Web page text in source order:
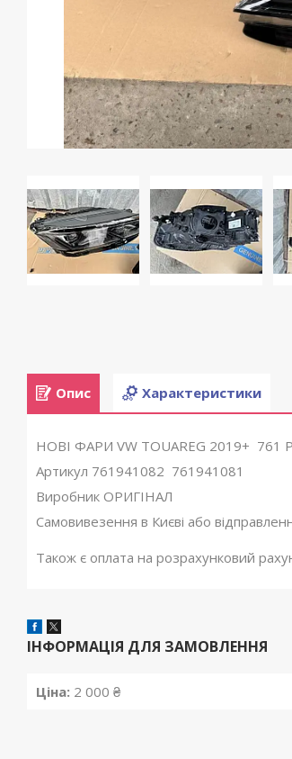
Опис Характеристики
НОВІ ФАРИ VW TOUAREG 2019+
Артикул 761941082 761941081
Виробник ОРИГІНАЛ
Самовивезення в Києві або
Також є оплата на розрахунковий
ІНФОРМАЦІЯ ДЛЯ ЗАМОВЛЕННЯ
Ціна: 2 000 ₴